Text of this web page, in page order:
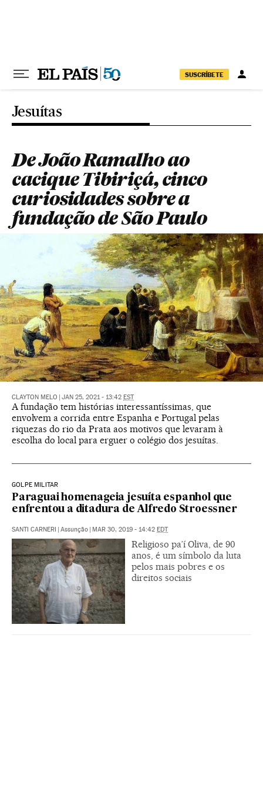
SUSCRÍBETE
Jesuítas
De João Ramalho ao
cacique Tibiriçá, cinco
curiosidades sobre a
fundação de São Paulo
CLAYTON MELO JAN 25, 2021 - 13:42 EST
A fundação tem histórias interessantíssimas, que
envolvem a corrida entre Espanha e Portugal pelas
riquezas do rio da Prata aos motivos que levaram à
escolha do local para erguer o colégio dos jesuítas.
GOLPE MILITAR
Paraguai homenageia jesuíta espanhol que
enfrentou a ditadura de Alfredo Stroessner
SANTI CARNERI Assunção MAR 30, 2019 - 14:42 EDT
Religioso pa’í Oliva, de 90
anos, é um símbolo da luta
pelos mais pobres e os
direitos sociais